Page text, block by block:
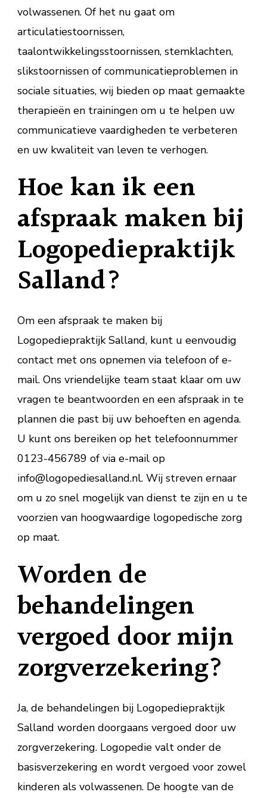
volwassenen. Of het nu gaat om
articulatiestoornissen,
taalontwikkelingsstoornissen, stemklachten,
slikstoornissen of communicatieproblemen in
sociale situaties, wij bieden op maat gemaakte
therapieën en trainingen om u te helpen uw
communicatieve vaardigheden te verbeteren
en uw kwaliteit van leven te verhogen.
Hoe kan ik een
afspraak maken bij
Logopediepraktijk
Salland?
Om een afspraak te maken bij
Logopediepraktijk Salland, kunt u eenvoudig
contact met ons opnemen via telefoon of e-
mail. Ons vriendelijke team staat klaar om uw
vragen te beantwoorden en een afspraak in te
plannen die past bij uw behoeften en agenda.
U kunt ons bereiken op het telefoonnummer
0123-456789 of via e-mail op
info@logopediesalland.nl. Wij streven ernaar
om u zo snel mogelijk van dienst te zijn en u te
voorzien van hoogwaardige logopedische zorg
op maat.
Worden de
behandelingen
vergoed door mijn
zorgverzekering?
Ja, de behandelingen bij Logopediepraktijk
Salland worden doorgaans vergoed door uw
zorgverzekering. Logopedie valt onder de
basisverzekering en wordt vergoed voor zowel
kinderen als volwassenen. De hoogte van de